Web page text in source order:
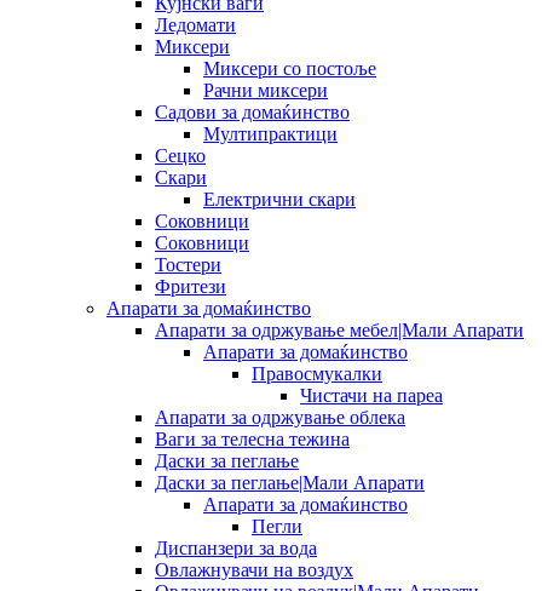
Ледомати
Миксери
Миксери со постоље
Рачни миксери
Садови за домаќинство
Мултипрактици
Сецко
Скари
Електрични скари
Соковници
Соковници
Тостери
Фритези
Апарати за домаќинство
Апарати за одржување мебел|Мали Апарати
Апарати за домаќинство
Правосмукалки
Чистачи на пареа
Апарати за одржување облека
Ваги за телесна тежина
Даски за пеглање
Даски за пеглање|Мали Апарати
Апарати за домаќинство
Пегли
Диспанзери за вода
Овлажнувачи на воздух